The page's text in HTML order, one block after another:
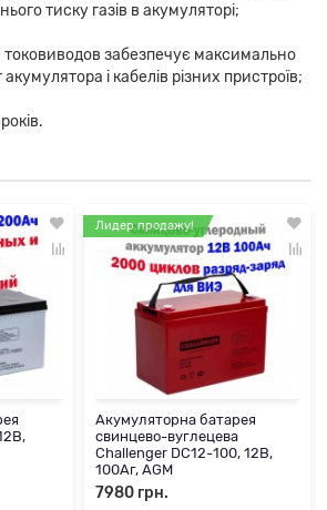
тиску газів в акумуляторі;
токовиводов забезпечує максимально
і кабелів різних пристроїв;
Лидер продажу!
Акумуляторна батарея
свинцево-вуглецева
Challenger DC12-100, 12В,
100Аг, AGM
7980 грн.